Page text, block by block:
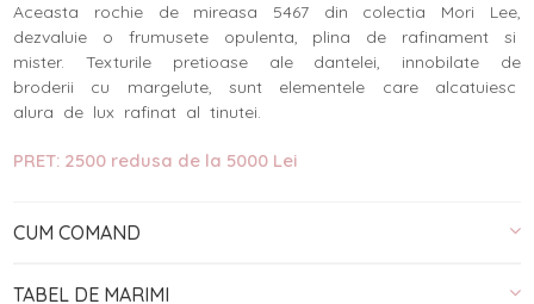
Aceasta rochie de mireasa 5467 din colectia Mori Lee,
dezvaluie o frumusete opulenta, plina de rafinament si
mister. Texturile pretioase ale dantelei, innobilate de
broderii cu margelute, sunt elementele care alcatuiesc
alura de lux rafinat al tinutei.
PRET: 2500 redusa de la 5000 Lei
CUM COMAND
TABEL DE MARIMI